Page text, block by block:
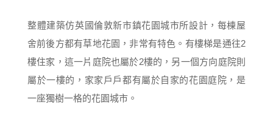
整體建築仿英國倫敦新市鎮花園城市所設計，每棟屋
舍前後方都有草地花園，非常有特色。有樓梯是通往2
樓住家，這一片庭院也屬於2樓的，另一個方向庭院則
屬於一樓的，家家戶戶都有屬於自家的花園庭院，是
一座獨樹一格的花園城市。